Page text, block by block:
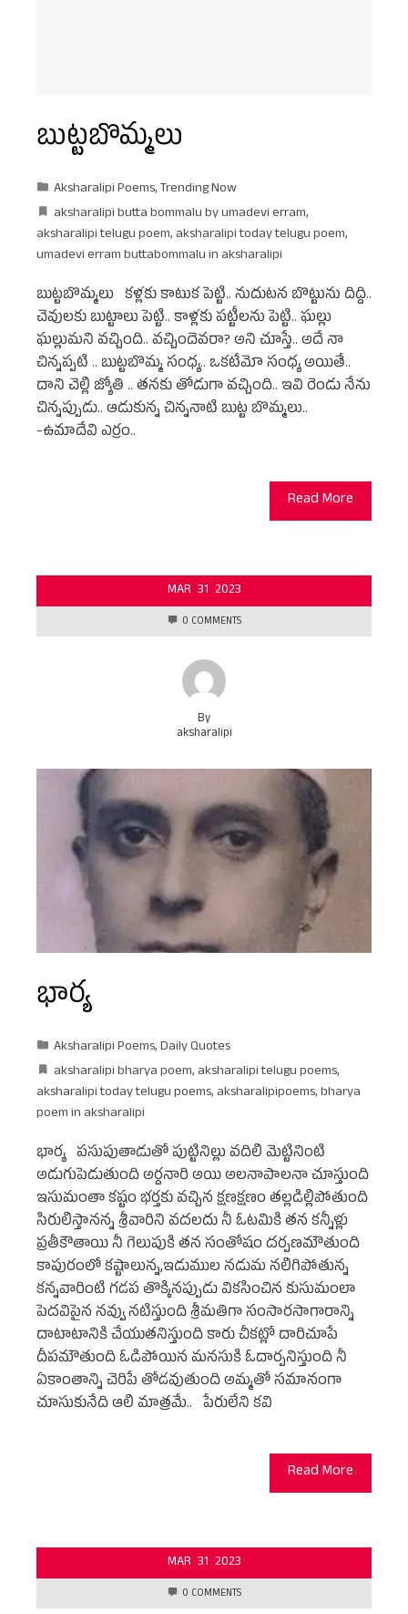
బుట్టబొమ్మలు
Aksharalipi Poems,Trending Now
aksharalipi butta bommalu by umadevi erram,
aksharalipi telugu poem, aksharalipi today telugu poem,
umadevi erram buttabommalu in aksharalipi
బుట్టబొమ్మలు కళ్లకు కాటుక పెట్టి.. నుదుటన బొట్టును దిద్ది..
చెవులకు బుట్టాలు పెట్టి.. కాళ్లకు పట్టీలను పెట్టి.. ఘల్లు
ఘల్లుమని వచ్చింది.. వచ్చిందెవరా? అని చూస్తే.. అదే నా
చిన్నప్పటి .. బుట్టబొమ్మ సంధ్య.. ఒకటేమెా సంధ్య అయితే..
దాని చెల్లి జ్యోతి .. తనకు తోడుగా వచ్చింది.. ఇవి రెండు నేను
చిన్నప్పుడు.. ఆడుకున్న చిన్ననాటి బుట్ట బొమ్మలు..
-ఉమాదేవి ఎర్రం..
Read More
MAR 31 2023
0 COMMENTS
By
aksharalipi
భార్య
Aksharalipi Poems,Daily Quotes
aksharalipi bharya poem, aksharalipi telugu poems,
aksharalipi today telugu poems, aksharalipipoems,bharya
poem in aksharalipi
భార్య పసుపుతాడుతో పుట్టినిల్లు వదిలి మెట్టినింటి
అడుగుపెడుతుంది అర్దనారి అయి అలనాపాలనా చూస్తుంది
ఇసుమంతా కష్టం భర్తకు వచ్చిన క్షణక్షణం తల్లడిల్లిపోతుంది
సిరులిస్తానన్న శ్రీవారిని వదలదు నీ ఓటమికి తన కన్నీళ్లు
ప్రతీకౌతాయి నీ గెలుపుకి తన సంతోషం దర్పణమౌతుంది
కాపురంలో కష్టాలున్న,ఇడుముల నడుమ నలిగిపోతున్న
కన్నవారింటి గడప తొక్కినప్పుడు వికసించిన కుసుమంలా
పెదవిపైన నవ్వు నటిస్తుంది శ్రీమతిగా సంసారసాగారాన్ని
దాటాటానికి చేయుతనిస్తుంది కారు చీకట్లో దారిచూపే
దీపమౌతుంది ఓడిపోయిన మనసుకి ఓదార్పనిస్తుంది నీ
ఏకాంతాన్ని చెరిపే తోడవుతుంది అమ్మతో సమానంగా
చూసుకునేది ఆలి మాత్రమే.. పేరులేని కవి
Read More
MAR 31 2023
0 COMMENTS